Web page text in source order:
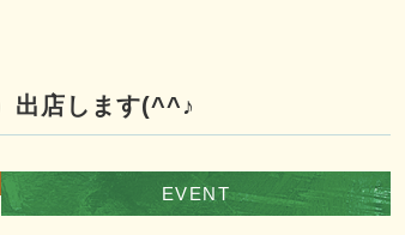
出店します(^^♪
EVENT